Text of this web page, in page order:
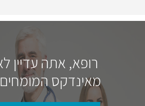
רופא, אתה עדיין
מאינדקס